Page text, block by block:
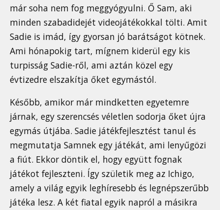
már soha nem fog meggyógyulni. Ő Sam, aki
minden szabadidejét videojátékokkal tölti. Amit
Sadie is imád, így gyorsan jó barátságot kötnek.
Ami hónapokig tart, mígnem kiderül egy kis
turpisság Sadie-ről, ami aztán közel egy
évtizedre elszakítja őket egymástól.
Később, amikor már mindketten egyetemre
járnak, egy szerencsés véletlen sodorja őket újra
egymás útjába. Sadie játékfejlesztést tanul és
megmutatja Samnek egy játékát, ami lenyűgözi
a fiút. Ekkor döntik el, hogy együtt fognak
játékot fejleszteni. Így születik meg az Ichigo,
amely a világ egyik leghíresebb és legnépszerűbb
játéka lesz. A két fiatal egyik napról a másikra